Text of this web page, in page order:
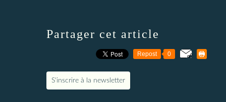
Partager cet article
Repost 0
S'inscrire à la newsletter